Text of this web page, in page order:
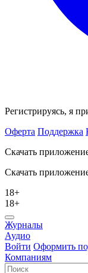
Регистрируясь, я
Оферта Поддержка
Скачать
Скачать
18+
18+
Журналы
Аудио
Войти Оформить
Компаниям